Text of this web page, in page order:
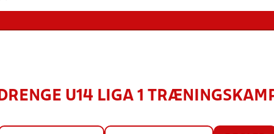
DRENGE U14 LIGA 1